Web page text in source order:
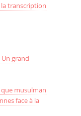
la transcription
grand
musulman
face à la